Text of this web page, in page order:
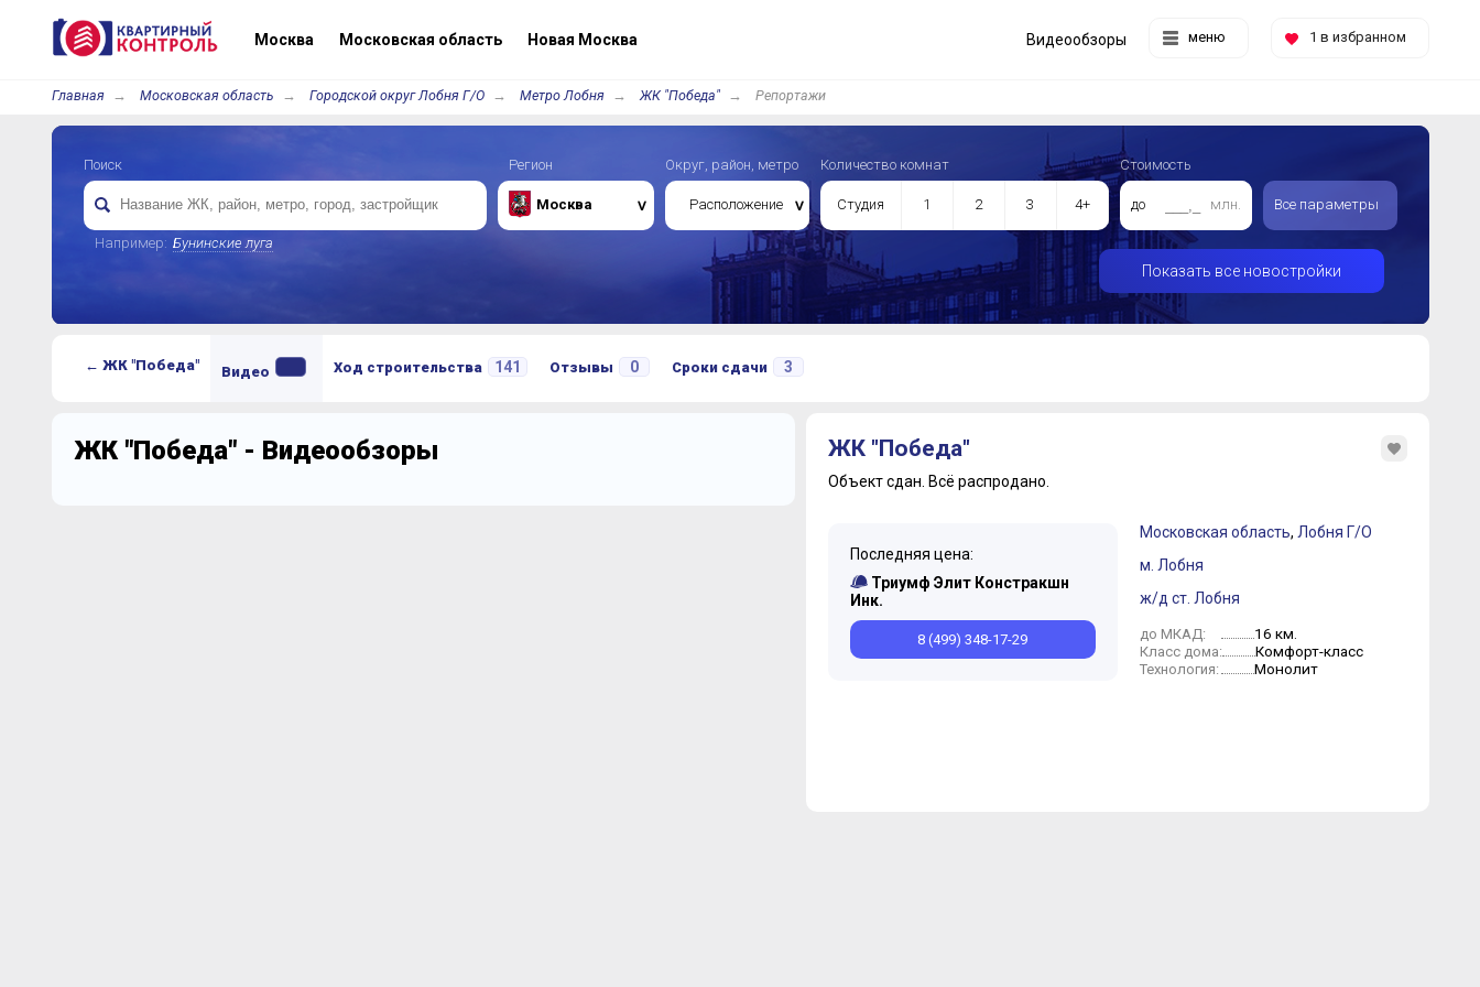
Москва Московская область Новая Москва меню 1 в избранном
Видеообзоры
Главная Московская область Городской округ Лобня Г/О Метро Лобня ЖК "Победа" Репортажи
Поиск
Например: Бунинские луга
Регион
Москва
Округ, район, метро
Расположение
Количество комнат
Студия 1 2 3 4+
Стоимость
до млн. Все параметры
Показать все новостройки
← ЖК "Победа" Видео Ход строительства 141 Отзывы 0 Сроки сдачи 3
ЖК "Победа" - Видеообзоры ЖК "Победа"
Объект сдан. Всё распродано.
Последняя цена:
Триумф Элит Констракшн
Инк.
8 (499) 348-17-29
Московская область, Лобня Г/О
м. Лобня
ж/д ст. Лобня
до МКАД: 16 км.
Класс дома: Комфорт-класс
Технология: Монолит